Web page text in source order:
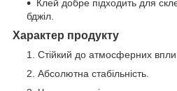
Клей добре підходить для
бджіл.
Характер продукту
Стійкий до атмосферних
Абсолютна стабільність.